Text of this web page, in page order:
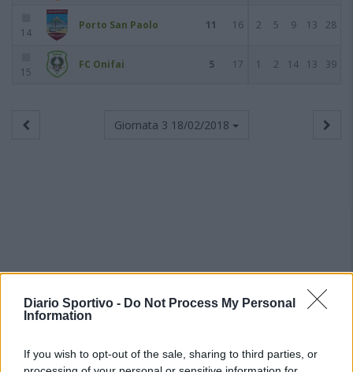
Diario Sportivo - Do Not Process My Personal
Information
If you wish to opt-out of the sale, sharing to third parties, or
14
Porto San Paolo 11 16 2 5 9 13 28
15
FC Onifai 5 17 1 2 14 13 39
Giornata 3 18/02/2018